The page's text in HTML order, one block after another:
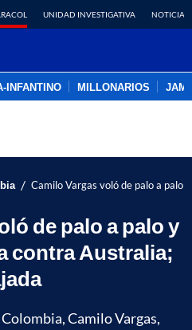
UNIDAD INVESTIGATIVA NOTICIAS
INFANTINO MILLONARIOS
/ Camilo Vargas voló de palo a palo
de palo a palo y
contra Australia;
Camilo Vargas,